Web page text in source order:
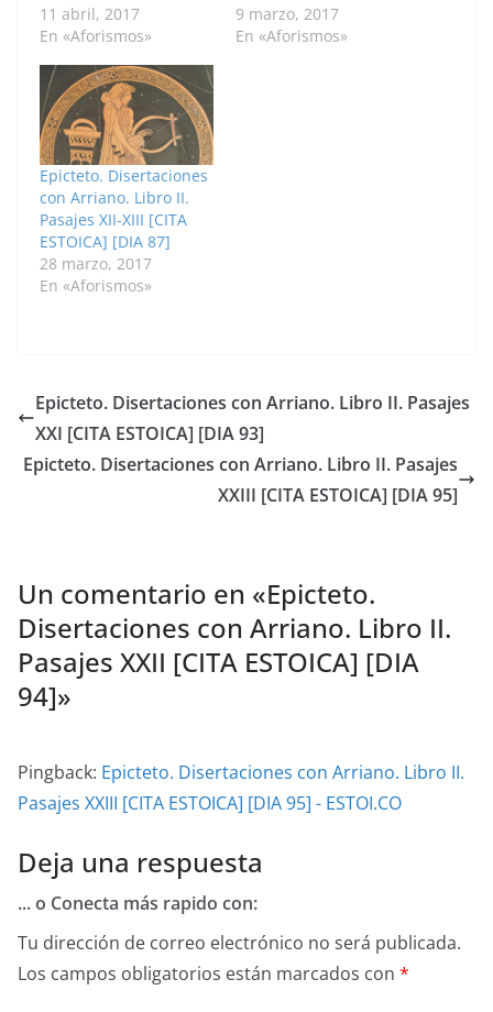
11 abril, 2017
En «Aforismos»
9 marzo, 2017
En «Aforismos»
Epicteto. Disertaciones
con Arriano. Libro II.
Pasajes XII-XIII [CITA
ESTOICA] [DIA 87]
28 marzo, 2017
En «Aforismos»
Epicteto. Disertaciones con Arriano. Libro II. Pasajes
XXI [CITA ESTOICA] [DIA 93]
Epicteto. Disertaciones con Arriano. Libro II. Pasajes
XXIII [CITA ESTOICA] [DIA 95]
Un comentario en «Epicteto.
Disertaciones con Arriano. Libro II.
Pasajes XXII [CITA ESTOICA] [DIA
94]»
Pingback: Epicteto. Disertaciones con Arriano. Libro II.
Pasajes XXIII [CITA ESTOICA] [DIA 95] - ESTOI.CO
Deja una respuesta
... o Conecta más rapido con:
Tu dirección de correo electrónico no será publicada.
Los campos obligatorios están marcados con *